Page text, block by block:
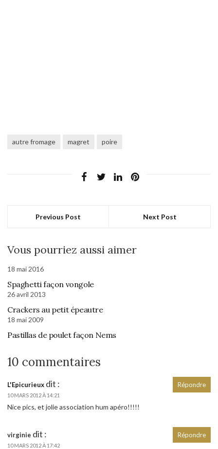
autre fromage magret poire
Previous Post Next Post
Vous pourriez aussi aimer
18 mai 2016
Spaghetti façon vongole
26 avril 2013
Crackers au petit épeautre
18 mai 2009
Pastillas de poulet façon Nems
10 commentaires
L'Epicurieux dit :
10 MARS 2012 À 14:21
Nice pics, et jolie association hum apéro!!!!!
Répondre
virginie dit :
10 MARS 2012 À 17:42
Répondre